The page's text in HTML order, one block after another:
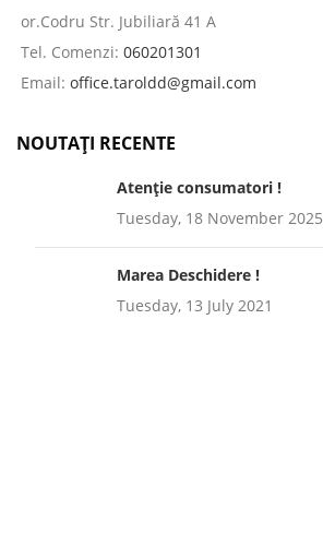
or.Codru Str. Jubiliară 41 A
Tel. Comenzi: 060201301
Email: office.taroldd@gmail.com
NOUTAȚI RECENTE
Atenție consumatori !
Tuesday, 18 November 2025
Marea Deschidere !
Tuesday, 13 July 2021